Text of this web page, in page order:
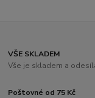
VŠE SKLADEM
Vše je skladem a
Poštovné od 75 Kč